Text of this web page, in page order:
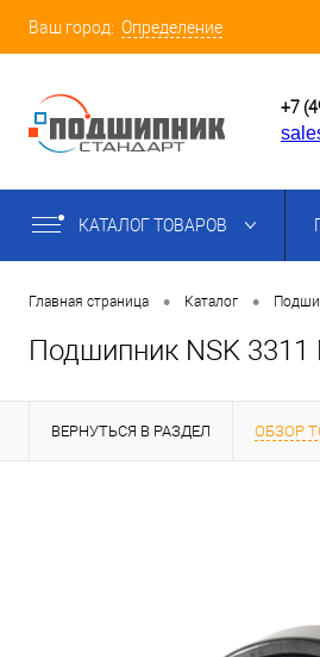
Ваш город: Определение
+7
КАТАЛОГ ТОВАРОВ
Главная страница • Каталог •
Подшипник NSK 3311
ВЕРНУТЬСЯ В РАЗДЕЛ ОБЗОР